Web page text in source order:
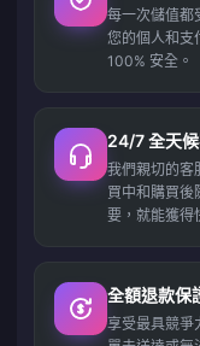
每一次儲值都
您的個人和
100% 安全。
24/7 全天
我們親切的客
買中和購買後
要，就能獲得
全額退款保
享受最具競爭